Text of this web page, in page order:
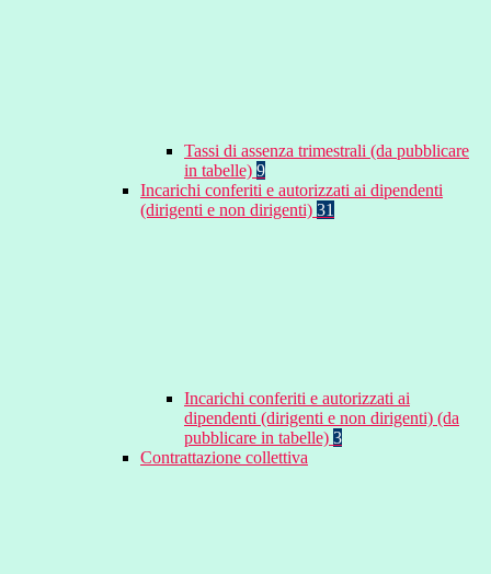
Tassi di assenza trimestrali (da pubblicare
in tabelle) 9
Incarichi conferiti e autorizzati ai dipendenti
(dirigenti e non dirigenti) 31
Incarichi conferiti e autorizzati ai
dipendenti (dirigenti e non dirigenti) (da
pubblicare in tabelle) 3
Contrattazione collettiva